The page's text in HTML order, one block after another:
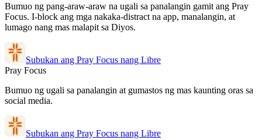
Bumuo ng pang-araw-araw na ugali sa panalangin gamit ang Pray
Focus. I-block ang mga nakaka-distract na app, manalangin, at
lumago nang mas malapit sa Diyos.
Subukan ang Pray Focus nang Libre
Pray Focus
Bumuo ng ugali sa panalangin at gumastos ng mas kaunting oras sa
social media.
Subukan ang Pray Focus nang Libre